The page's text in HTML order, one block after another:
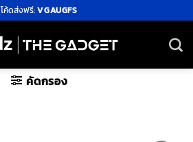
โค้ดส่งฟรี:VGAUGFS
คัดกรอง